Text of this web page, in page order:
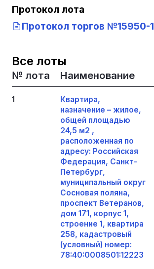
Протокол лота
Протокол торгов №15950-1
Все лоты
№ лота Наименование
1
Квартира,
назначение – жилое,
общей площадью
24,5 м2 ,
расположенная по
адресу: Российская
Федерация, Санкт-
Петербург,
муниципальный округ
Сосновая поляна,
проспект Ветеранов,
дом 171, корпус 1,
строение 1, квартира
258, кадастровый
(условный) номер:
78:40:0008501:12223